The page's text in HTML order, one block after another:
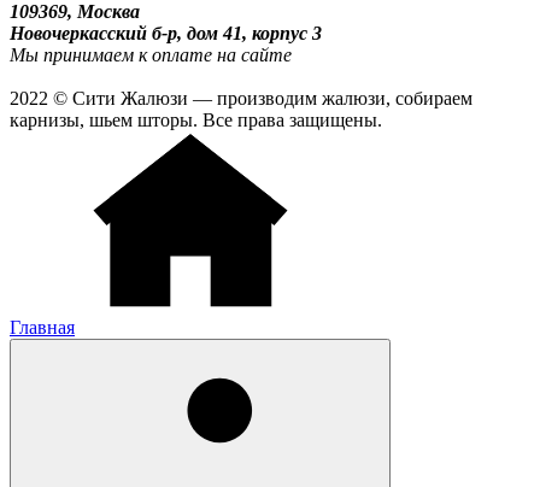
109369, Москва
Новочеркасский б-р, дом 41, корпус 3
Мы принимаем к оплате на сайте
2022 © Сити Жалюзи — производим жалюзи, собираем
карнизы, шьем шторы. Все права защищены.
Главная